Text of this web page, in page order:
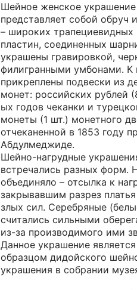
Шейное женское
представляет собой обруч
– широких трапециевидных
пластин, соединенных
украшены гравировкой,
филигранными умбонами. К
прикреплены подвески из
монет: российских рублей
ых годов чеканки и
монеты (1 шт.) монетного
отчеканенной в 1853 году
Абдулмеджиде.
Шейно-нагрудные
встречались разных форм.
объединяло – отсылка к
закрывавшим разрез
злых сил. Серебряные
считались сильными
из-за производимого ими
Данное украшение
образцом дидойского
украшения в собрании